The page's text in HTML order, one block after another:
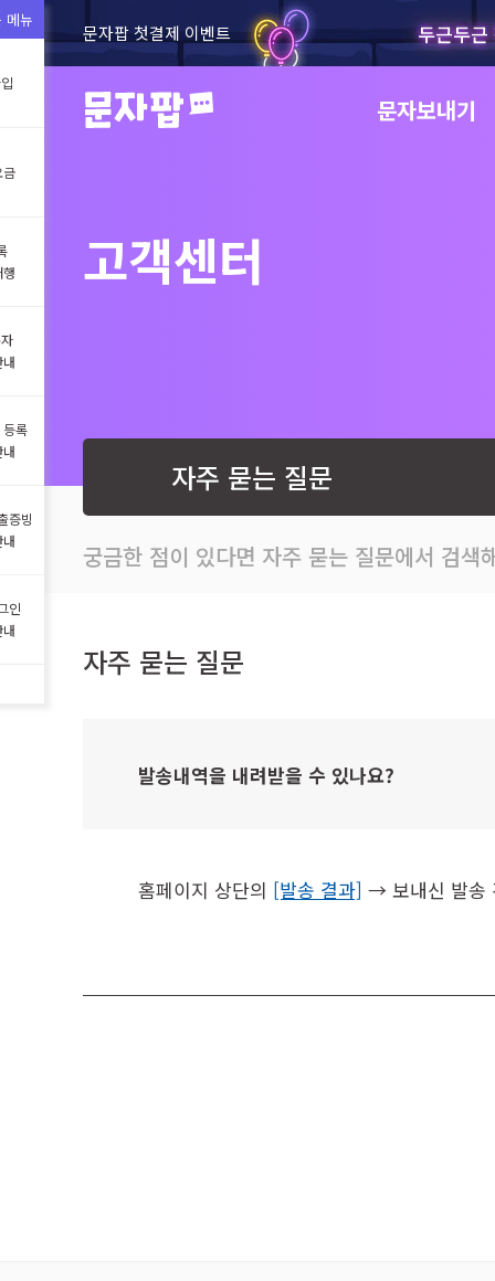
문자팝 첫결제 이벤트 두근두
문자보내기
메뉴
록
증빙
인
고객센터
자주 묻는 질문
궁금한 점이 있다면 자주 묻는 질문에서 검색
자주 묻는 질문
발송내역을 내려받을 수 있나요?
홈페이지 상단의 [발송 결과] → 보내신 발송